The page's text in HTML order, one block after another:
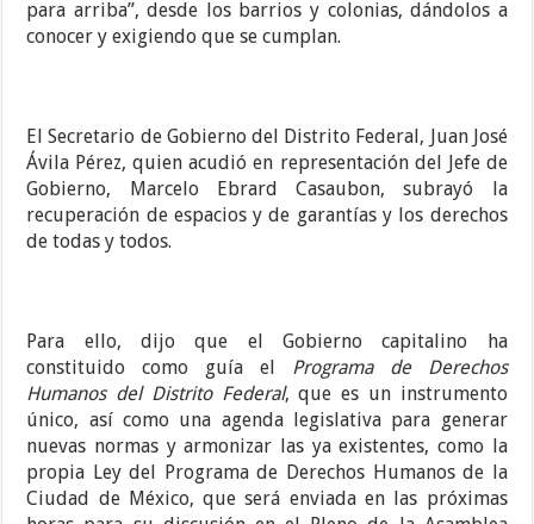
para arriba”, desde los barrios y colonias, dándolos a
conocer y exigiendo que se cumplan.
El Secretario de Gobierno del Distrito Federal, Juan José
Ávila Pérez, quien acudió en representación del Jefe de
Gobierno, Marcelo Ebrard Casaubon, subrayó la
recuperación de espacios y de garantías y los derechos
de todas y todos.
Para ello, dijo que el Gobierno capitalino ha
constituido como guía el Programa de Derechos
Humanos del Distrito Federal, que es un instrumento
único, así como una agenda legislativa para generar
nuevas normas y armonizar las ya existentes, como la
propia Ley del Programa de Derechos Humanos de la
Ciudad de México, que será enviada en las próximas